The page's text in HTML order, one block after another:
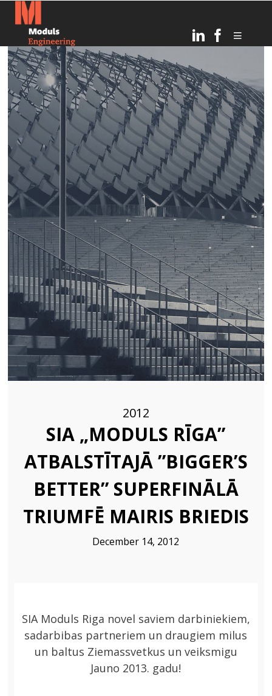
6JULY
2026
TOPOŠĀ OGRES
BĒRNUDĀRZA PAMATOS
IEMŪRĒTA KAPSULA AR
VĒSTĪJUMU NĀKAMAJĀM
PAAUDZĒM
21
MARCH
2025
RĪGAS INFRASTRUKTŪRAS
ATTĪSTĪBA UN DROŠĪBAS
UZLABOŠANA: MODULS
ENGINEERING
IEGULDĪJUMS
UGUNSDROŠĪBAS
SISTĒMU IZBŪVĒ RĪGAS
VALSTSPILSĒTAS
PAŠVALDĪBAS IZGLĪTĪBAS
IESTĀDĒS
23
JUNE
2024
PRIECĪGUS LĪGO SVĒTKUS!
20
ENERGOEFEKTIVITĀTES
4
MAY
SVEICAM 4. MAIJA SVĒTKOS!
9
MODULS ENGINEERING
JAUNA ADRESE
2012
SIA „MODULS RĪGA”
ATBALSTĪTAJĀ ”BIGGER’S
BETTER” SUPERFINĀLĀ
TRIUMFĒ MAIRIS BRIEDIS
December 14, 2012
SIA Moduls Riga novel saviem darbiniekiem,
sadarbibas partneriem un draugiem milus
un baltus Ziemassvetkus un veiksmigu
Jauno 2013. gadu!